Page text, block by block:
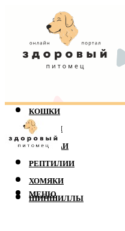
КОШКИ
СОБАКИ
ПОПУГАИ
РЕПТИЛИИ
ХОМЯКИ
ШИНШИЛЛЫ
МЕНЮ